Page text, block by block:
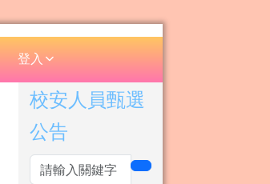
登入
右邊區域內容
校安人員甄選
公告
search